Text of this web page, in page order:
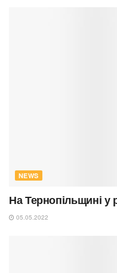
NEWS
На Тернопільщині у
05.05.2022